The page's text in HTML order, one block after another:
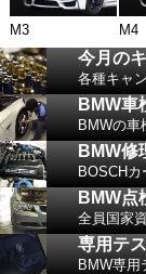
M3 M4
今月の
各種キャ
BMW車
BMWの車
BMW修
BOSCH
BMW点
全員国家
専用テ
BMW専用